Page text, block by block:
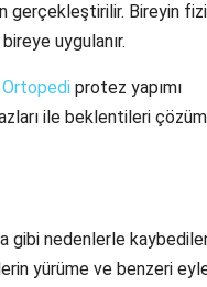
gerçekleştirilir. Bireyin
uygulanır.
protez yapımı
ile beklentileri
gibi nedenlerle
yürüme ve benzeri